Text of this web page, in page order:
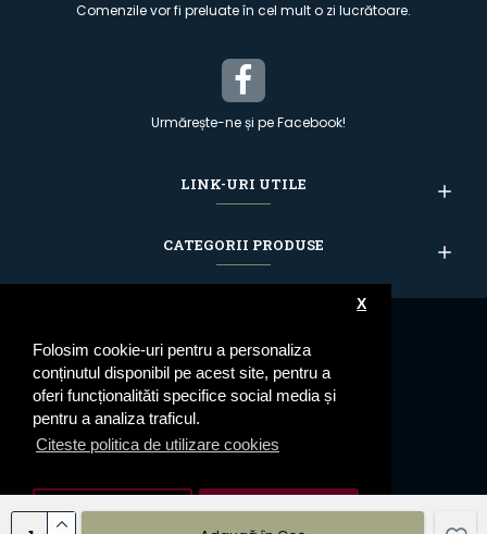
Folosim cookie-uri pentru a personaliza
conținutul disponibil pe acest site, pentru a
oferi funcționalităti specifice social media și
pentru a analiza traficul.
Citeste politica de utilizare cookies
X
Setari cookie De Acord
Comenzile vor fi preluate în cel mult o zi lucrătoare.
Urmărește-ne și pe Facebook!
LINK-URI UTILE
CATEGORII PRODUSE